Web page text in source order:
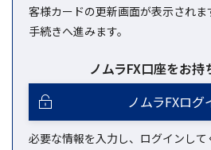
客様カードの更新画面が表示され
手続きへ進みます。
ノムラFX口座をお持
ノムラFXログ
必要な情報を入力し、ログインして